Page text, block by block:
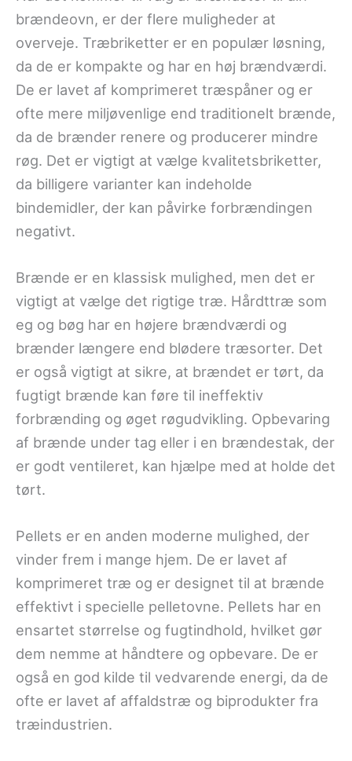
brændeovn, er der flere muligheder at
overveje. Træbriketter er en populær løsning,
da de er kompakte og har en høj brændværdi.
De er lavet af komprimeret træspåner og er
ofte mere miljøvenlige end traditionelt brænde,
da de brænder renere og producerer mindre
røg. Det er vigtigt at vælge kvalitetsbriketter,
da billigere varianter kan indeholde
bindemidler, der kan påvirke forbrændingen
negativt.
Brænde er en klassisk mulighed, men det er
vigtigt at vælge det rigtige træ. Hårdttræ som
eg og bøg har en højere brændværdi og
brænder længere end blødere træsorter. Det
er også vigtigt at sikre, at brændet er tørt, da
fugtigt brænde kan føre til ineffektiv
forbrænding og øget røgudvikling. Opbevaring
af brænde under tag eller i en brændestak, der
er godt ventileret, kan hjælpe med at holde det
tørt.
Pellets er en anden moderne mulighed, der
vinder frem i mange hjem. De er lavet af
komprimeret træ og er designet til at brænde
effektivt i specielle pelletovne. Pellets har en
ensartet størrelse og fugtindhold, hvilket gør
dem nemme at håndtere og opbevare. De er
også en god kilde til vedvarende energi, da de
ofte er lavet af affaldstræ og biprodukter fra
træindustrien.